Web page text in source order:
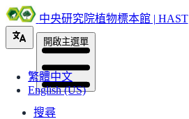
中央研究院植物標本館 | HAST
繁體中文
English (US)
開啟主選單
搜尋